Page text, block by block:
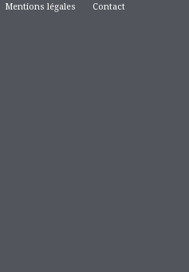
Mentions légales Contact